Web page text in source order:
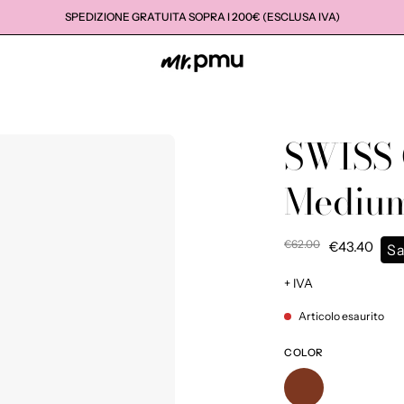
SPEDIZIONE GRATUITA SOPRA I 200€ (ESCLUSA IVA)
€62.00 €43.40
+ IVA
Articolo esaurito
COLOR
SWISS
COLOR